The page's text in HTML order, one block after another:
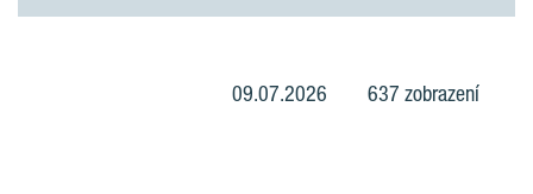
09.07.2026 637 zobrazení